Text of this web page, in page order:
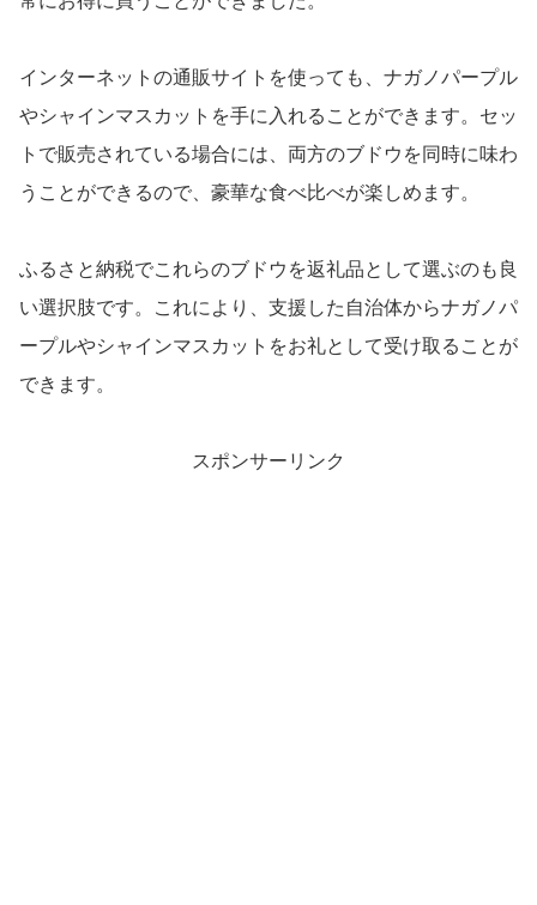
インターネットの通販サイトを使っても、ナガノパープル
やシャインマスカットを手に入れることができます。セッ
トで販売されている場合には、両方のブドウを同時に味わ
うことができるので、豪華な食べ比べが楽しめます。
ふるさと納税でこれらのブドウを返礼品として選ぶのも良
い選択肢です。これにより、支援した自治体からナガノパ
ープルやシャインマスカットをお礼として受け取ることが
できます。
スポンサーリンク